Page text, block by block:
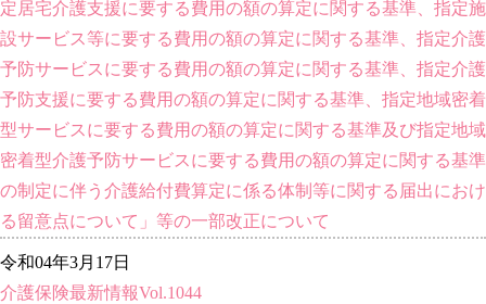
定居宅介護支援に要する費用の額の算定に関する基準、指定施
設サービス等に要する費用の額の算定に関する基準、指定介護
予防サービスに要する費用の額の算定に関する基準、指定介護
予防支援に要する費用の額の算定に関する基準、指定地域密着
型サービスに要する費用の額の算定に関する基準及び指定地域
密着型介護予防サービスに要する費用の額の算定に関する基準
の制定に伴う介護給付費算定に係る体制等に関する届出におけ
る留意点について」等の一部改正について
令和04年3月17日
介護保険最新情報Vol.1044